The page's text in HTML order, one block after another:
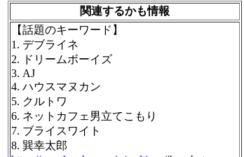
関連するかも情報
【話題のキーワード】
1. デブライネ
2. ドリームボーイズ
3. AJ
4. ハウスマヌカン
5. クルトワ
6. ネットカフェ男立てこもり
7. ブライスワイト
8. 巽幸太郎